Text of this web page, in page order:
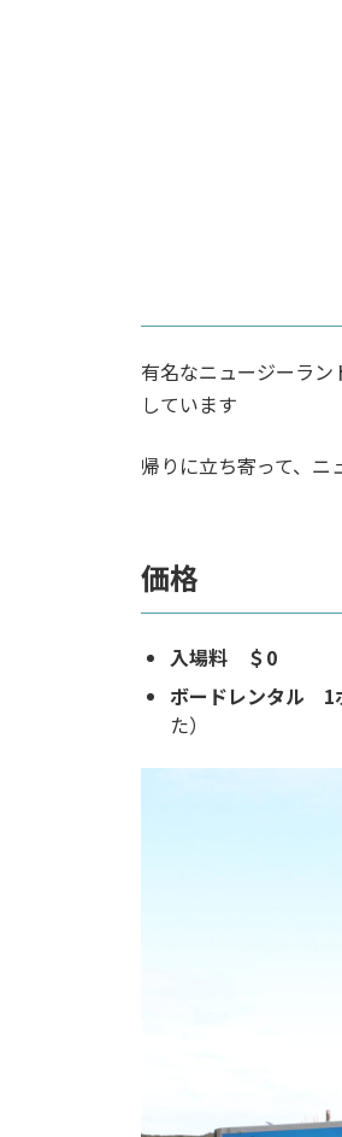
有名なニュージーラ
しています
帰りに立ち寄って、ニ
価格
入場料 ＄0
ボードレンタル 1
た）